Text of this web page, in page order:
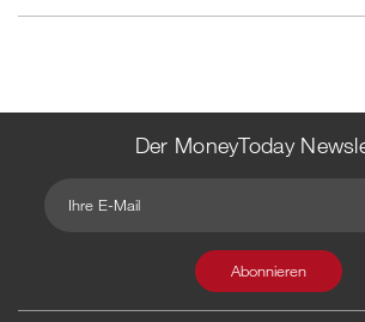
Der MoneyToday